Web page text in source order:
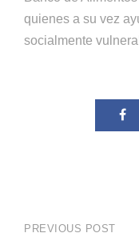
quienes a su vez
socialmente
PREVIOUS POST